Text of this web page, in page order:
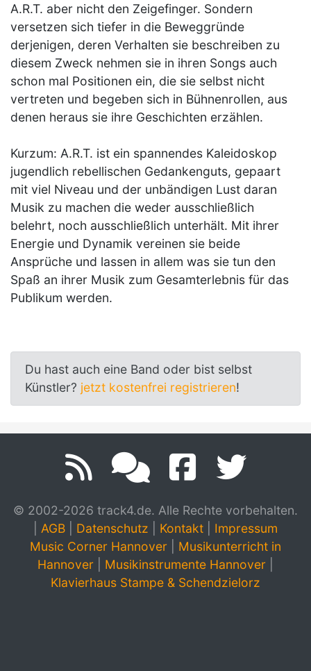
A.R.T. aber nicht den Zeigefinger. Sondern
versetzen sich tiefer in die Beweggründe
derjenigen, deren Verhalten sie beschreiben zu
diesem Zweck nehmen sie in ihren Songs auch
schon mal Positionen ein, die sie selbst nicht
vertreten und begeben sich in Bühnenrollen, aus
denen heraus sie ihre Geschichten erzählen.
Kurzum: A.R.T. ist ein spannendes Kaleidoskop
jugendlich rebellischen Gedankenguts, gepaart
mit viel Niveau und der unbändigen Lust daran
Musik zu machen die weder ausschließlich
belehrt, noch ausschließlich unterhält. Mit ihrer
Energie und Dynamik vereinen sie beide
Ansprüche und lassen in allem was sie tun den
Spaß an ihrer Musik zum Gesamterlebnis für das
Publikum werden.
Du hast auch eine Band oder bist selbst
Künstler? jetzt kostenfrei registrieren!
© 2002-2026 track4.de. Alle Rechte vorbehalten.
AGB Datenschutz Kontakt
Impressum
Music Corner Hannover
Musikunterricht in
Hannover
Musikinstrumente Hannover
Klavierhaus Stampe & Schendzielorz